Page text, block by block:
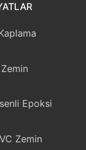
Epoksi
Zemin